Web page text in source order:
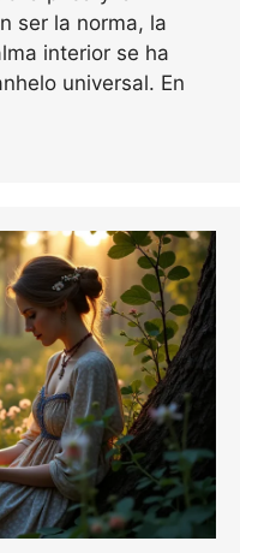
ser la norma, la
interior se ha
universal. En